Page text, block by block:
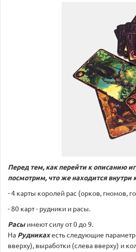
Перед тем, как перейти к описанию
посмотрим, что же находится внутри
- 4 карты королей рас (орков, гномов,
- 80 карт - рудники и расы.
Расыимеют силу от 0 до 9.
На Рудникахесть следующие
вверху), выработки (слева вверху) и